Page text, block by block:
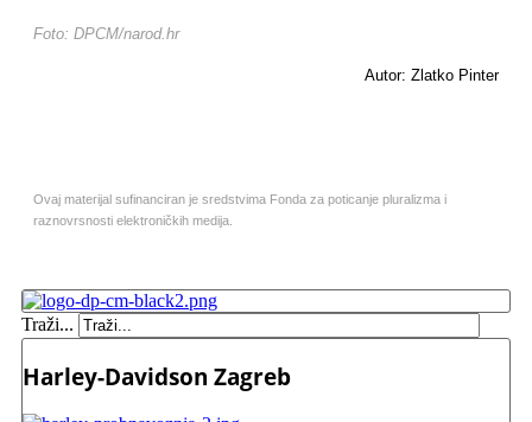
Foto: DPCM/narod.hr
Autor: Zlatko Pinter
Ovaj materijal sufinanciran je sredstvima Fonda za poticanje pluralizma i
raznovrsnosti elektroničkih medija.
Traži...
Harley-Davidson Zagreb